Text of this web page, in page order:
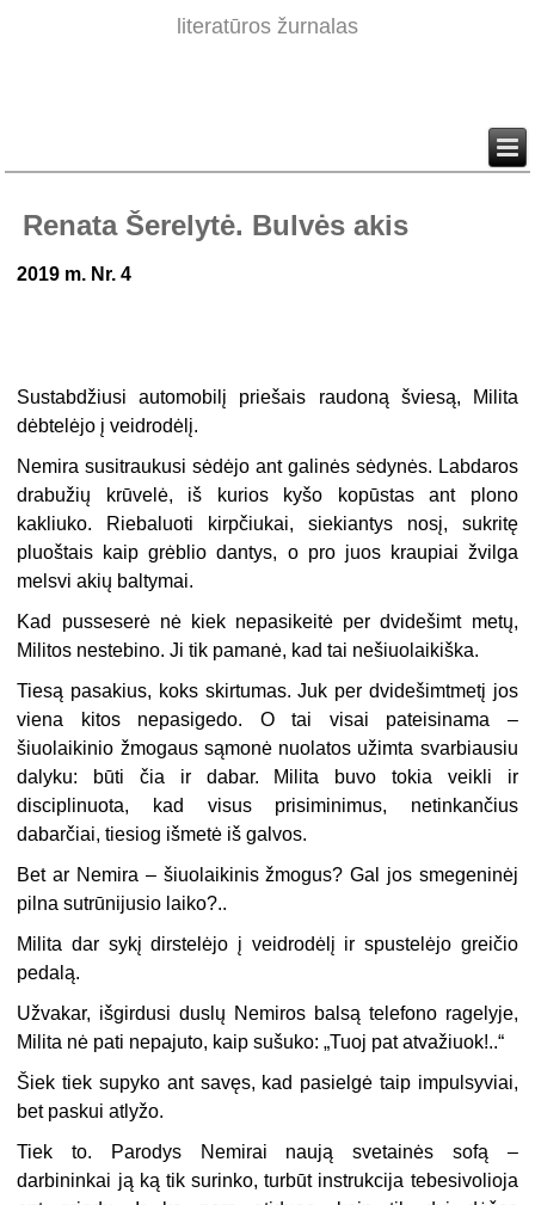
literatūros žurnalas
Renata Šerelytė. Bulvės akis
2019 m. Nr. 4
Sustabdžiusi automobilį priešais raudoną šviesą, Milita
dėbtelėjo į veidrodėlį.
Nemira susitraukusi sėdėjo ant galinės sėdynės. Labdaros
drabužių krūvelė, iš kurios kyšo kopūstas ant plono
kakliuko. Riebaluoti kirpčiukai, siekiantys nosį, sukritę
pluoštais kaip grėblio dantys, o pro juos kraupiai žvilga
melsvi akių baltymai.
Kad pusseserė nė kiek nepasikeitė per dvidešimt metų,
Militos nestebino. Ji tik pamanė, kad tai nešiuolaikiška.
Tiesą pasakius, koks skirtumas. Juk per dvidešimtmetį jos
viena kitos nepasigedo. O tai visai pateisinama –
šiuolaikinio žmogaus sąmonė nuolatos užimta svarbiausiu
dalyku: būti čia ir dabar. Milita buvo tokia veikli ir
disciplinuota, kad visus prisiminimus, netinkančius
dabarčiai, tiesiog išmetė iš galvos.
Bet ar Nemira – šiuolaikinis žmogus? Gal jos smegeninėj
pilna sutrūnijusio laiko?..
Milita dar sykį dirstelėjo į veidrodėlį ir spustelėjo greičio
pedalą.
Užvakar, išgirdusi duslų Nemiros balsą telefono ragelyje,
Milita nė pati nepajuto, kaip sušuko: „Tuoj pat atvažiuok!..“
Šiek tiek supyko ant savęs, kad pasielgė taip impulsyviai,
bet paskui atlyžo.
Tiek to. Parodys Nemirai naują svetainės sofą –
darbininkai ją ką tik surinko, turbūt instrukcija tebesivolioja